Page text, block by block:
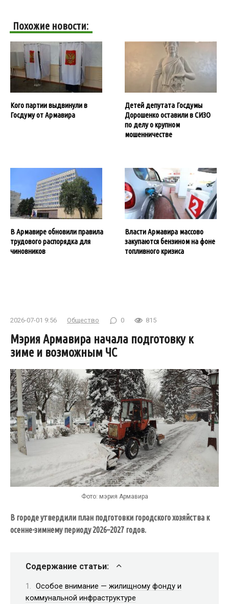
Похожие новости:
Кого партии выдвинули в
Госдуму от Армавира
Детей депутата Госдумы
Дорошенко оставили в СИЗО
по делу о крупном
мошенничестве
В Армавире обновили правила
трудового распорядка для
чиновников
Власти Армавира массово
закупаются бензином на фоне
топливного кризиса
2026-07-01 9:56 Общество 0 815
Мэрия Армавира начала подготовку к
зиме и возможным ЧС
Фото: мэрия Армавира
В городе утвердили план подготовки городского хозяйства к
осенне-зимнему периоду 2026–2027 годов.
Содержание статьи:
Особое внимание — жилищному фонду и
коммунальной инфраструктуре